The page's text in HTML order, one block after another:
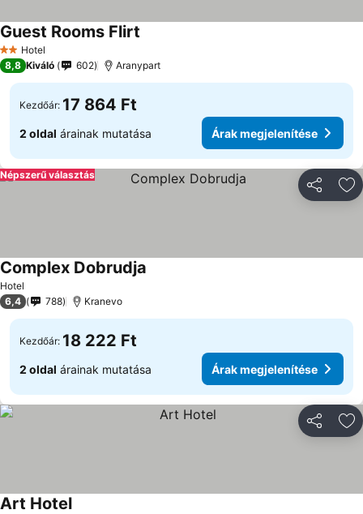
2 Kategória
Hotel
Guest Rooms Flirt
8,8 Kiváló 602 Aranypart
Kezdőár: 17 864 Ft
2 oldal árainak mutatása Árak megjelenítése
Népszerű választás
Hotel
Complex Dobrudja
6,4 788 Kranevo
Kezdőár: 18 222 Ft
2 oldal árainak mutatása Árak megjelenítése
Art Hotel